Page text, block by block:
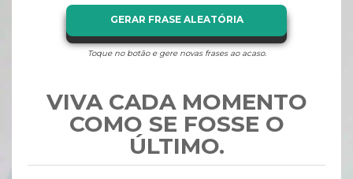
GERAR FRASE ALEATÓRIA
Toque no botão e gere novas frases ao acaso.
VIVA CADA MOMENTO
COMO SE FOSSE O
ÚLTIMO.